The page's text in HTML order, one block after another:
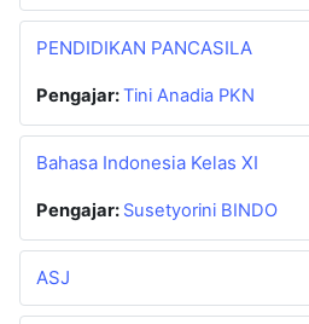
PENDIDIKAN PANCASILA
Pengajar:Tini Anadia PKN
Bahasa Indonesia Kelas XI
Pengajar: Susetyorini BINDO
ASJ